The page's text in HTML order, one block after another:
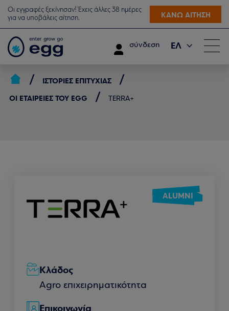
Οι εγγραφές ξεκίνησαν! Έχεις άλλες 38 ημέρες
για να υποβάλεις αίτηση.
ΚΑΝΩ ΑΙΤΗΣΗ
σύνδεση ΕΛ
ΙΣΤΟΡΊΕΣ ΕΠΙΤΥΧΊΑΣ
ΟΙ ΕΤΑΙΡΕΊΕΣ ΤΟΥ EGG
TERRA+
ALUMNI
Κλάδος
Agro επιχειρηματικότητα
Επικοινωνία